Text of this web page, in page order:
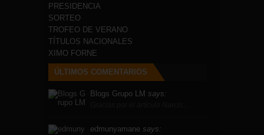
PRESIDENCIA
SORTEO
TROFEO DE VERANO
TÍTULOS NACIONALES
XIMO FORNE
ÚLTIMOS COMENTARIOS
Blogs Grupo LM says:
edmunyamane says: